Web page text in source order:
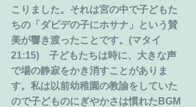
こりました。それは宮の中で子どもた
ちの「ダビデの子にホサナ」という賛
美が響き渡ったことです。(マタイ
21:15)　子どもたちは時に、大きな声
で場の静寂をかき消すことがありま
す。私は以前幼稚園の教諭をしていた
ので子どものにぎやかさは慣れたBGM